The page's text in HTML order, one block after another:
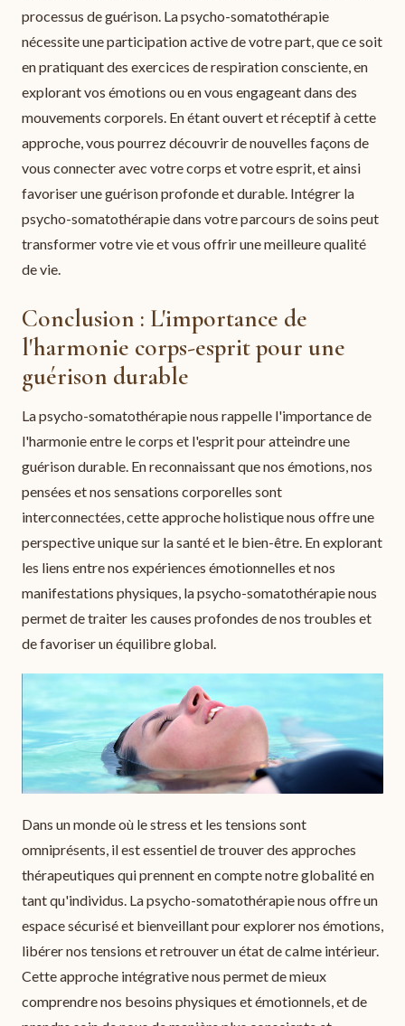
processus de guérison. La psycho-somatothérapie
nécessite une participation active de votre part, que ce soit
en pratiquant des exercices de respiration consciente, en
explorant vos émotions ou en vous engageant dans des
mouvements corporels. En étant ouvert et réceptif à cette
approche, vous pourrez découvrir de nouvelles façons de
vous connecter avec votre corps et votre esprit, et ainsi
favoriser une guérison profonde et durable. Intégrer la
psycho-somatothérapie dans votre parcours de soins peut
transformer votre vie et vous offrir une meilleure qualité
de vie.
Conclusion : L'importance de
l'harmonie corps-esprit pour une
guérison durable
La psycho-somatothérapie nous rappelle l'importance de
l'harmonie entre le corps et l'esprit pour atteindre une
guérison durable. En reconnaissant que nos émotions, nos
pensées et nos sensations corporelles sont
interconnectées, cette approche holistique nous offre une
perspective unique sur la santé et le bien-être. En explorant
les liens entre nos expériences émotionnelles et nos
manifestations physiques, la psycho-somatothérapie nous
permet de traiter les causes profondes de nos troubles et
de favoriser un équilibre global.
Dans un monde où le stress et les tensions sont
omniprésents, il est essentiel de trouver des approches
thérapeutiques qui prennent en compte notre globalité en
tant qu'individus. La psycho-somatothérapie nous offre un
espace sécurisé et bienveillant pour explorer nos émotions,
libérer nos tensions et retrouver un état de calme intérieur.
Cette approche intégrative nous permet de mieux
comprendre nos besoins physiques et émotionnels, et de